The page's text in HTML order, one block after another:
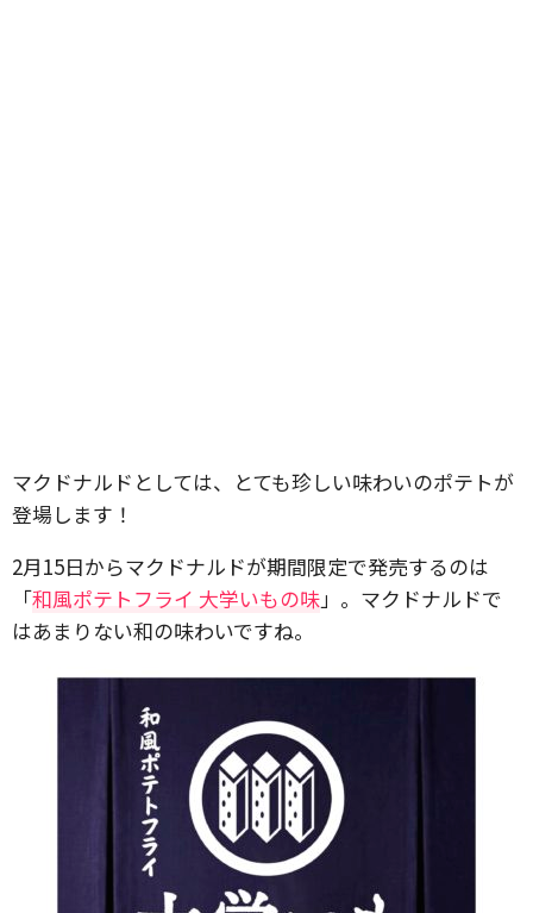
マクドナルドとしては、とても珍しい味わいのポテトが
登場します！
2月15日からマクドナルドが期間限定で発売するのは
「和風ポテトフライ 大学いもの味」。マクドナルドで
はあまりない和の味わいですね。